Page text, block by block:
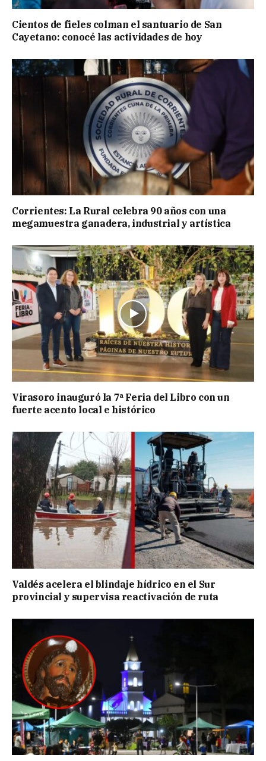
Cientos de fieles colman el santuario de San
Cayetano: conocé las actividades de hoy
Corrientes: La Rural celebra 90 años con una
megamuestra ganadera, industrial y artística
Virasoro inauguró la 7ª Feria del Libro con un
fuerte acento local e histórico
Valdés acelera el blindaje hídrico en el Sur
provincial y supervisa reactivación de ruta